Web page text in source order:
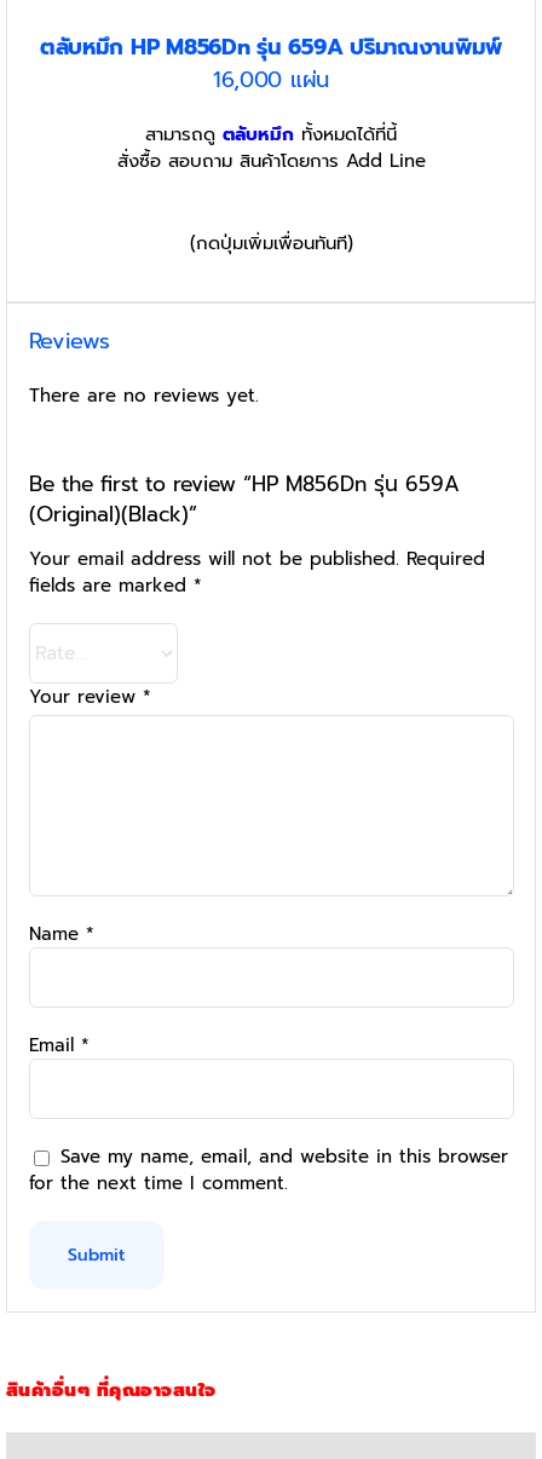
ตลับหมึก HP M856Dn รุ่น 659Aปริมาณงานพิมพ์
16,000 แผ่น
สามารถดู ตลับหมึก ทั้งหมดได้ที่นี้
สั่งซื้อ สอบถาม สินค้าโดยการ Add Line
(กดปุ่มเพิ่มเพื่อนทันที)
Reviews
There are no reviews yet.
Be the first to review “HP M856Dn รุ่น 659A
(Original)(Black)”
Your email address will not be published. Required
fields are marked *
Your review *
Name *
Email *
Save my name, email, and website in this browser
for the next time I comment.
สินค้าอื่นๆ ที่คุณอาจสนใจ